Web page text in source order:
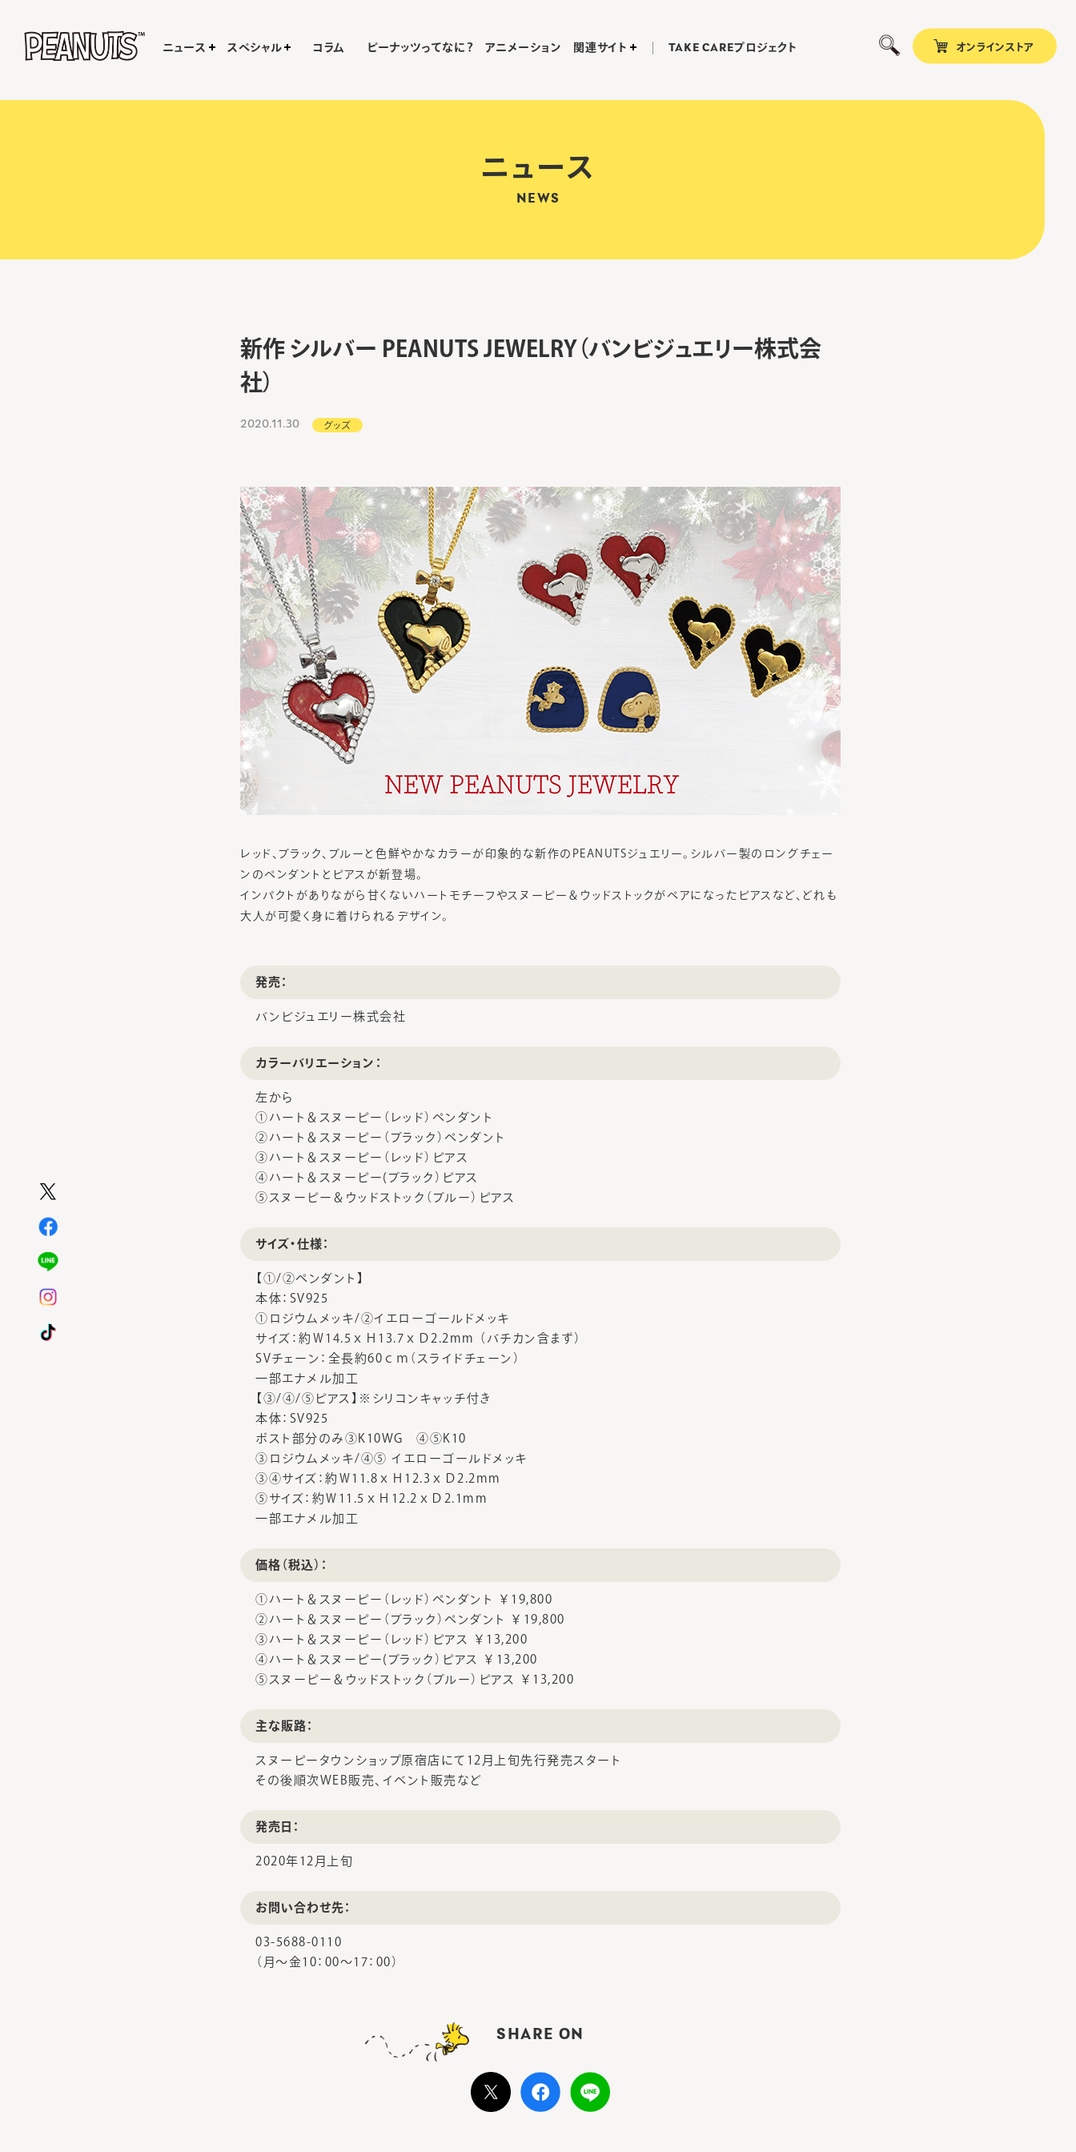
オンラインストア
ニュース スペシャル コラム ピーナッツってなに？ アニメーション 関連サイト TAKE CAREプロジェクト
ニュース
NEWS
新作 シルバー PEANUTS JEWELRY（バンビジュエリー株式会
社）
2020.11.30 グッズ
レッド、ブラック、ブルーと色鮮やかなカラーが印象的な新作のPEANUTSジュエリー。シルバー製のロングチェー
ンのペンダントとピアスが新登場。
インパクトがありながら甘くないハートモチーフやスヌーピー＆ウッドストックがペアになったピアスなど、どれも
大人が可愛く身に着けられるデザイン。
発売：
バンビジュエリー株式会社
カラーバリエーション：
左から
①ハート＆スヌーピー（レッド）ペンダント
②ハート＆スヌーピー（ブラック）ペンダント
③ハート＆スヌーピー（レッド）ピアス
④ハート＆スヌーピー(ブラック）ピアス
⑤スヌーピー＆ウッドストック（ブルー）ピアス
サイズ・仕様：
【①/②ペンダント】
本体：SV925
①ロジウムメッキ/②イエローゴールドメッキ
サイズ：約Ｗ14.5ｘＨ13.7ｘＤ2.2mm （バチカン含まず）
SVチェーン：全長約60ｃｍ（スライドチェーン）
一部エナメル加工
【③/④/⑤ピアス】※シリコンキャッチ付き
本体：SV925
ポスト部分のみ③K10WG ④⑤K10
③ロジウムメッキ/④⑤ イエローゴールドメッキ
③④サイズ：約Ｗ11.8ｘＨ12.3ｘＤ2.2mm
⑤サイズ：約Ｗ11.5ｘＨ12.2ｘＤ2.1mm
一部エナメル加工
価格（税込）：
①ハート＆スヌーピー（レッド）ペンダント ￥19,800
②ハート＆スヌーピー（ブラック）ペンダント ￥19,800
③ハート＆スヌーピー（レッド）ピアス ￥13,200
④ハート＆スヌーピー(ブラック）ピアス ￥13,200
⑤スヌーピー＆ウッドストック（ブルー）ピアス ￥13,200
主な販路：
スヌーピータウンショップ原宿店にて12月上旬先行発売スタート
その後順次WEB販売、イベント販売など
発売日：
2020年12月上旬
お問い合わせ先：
03-5688-0110
（月～金10：00～17：00）
SHARE ON